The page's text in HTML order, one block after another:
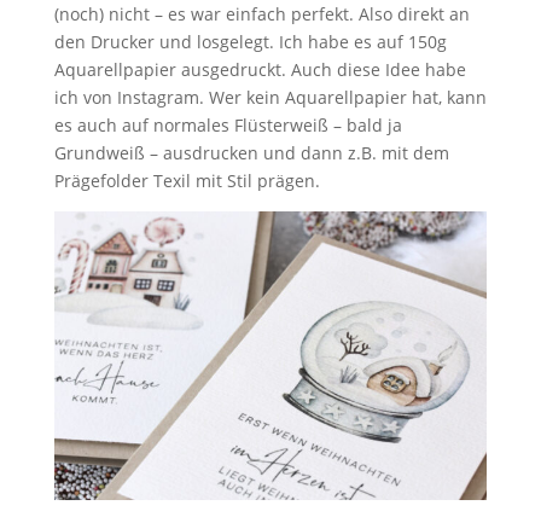
(noch) nicht – es war einfach perfekt. Also direkt an
den Drucker und losgelegt. Ich habe es auf 150g
Aquarellpapier ausgedruckt. Auch diese Idee habe
ich von Instagram. Wer kein Aquarellpapier hat, kann
es auch auf normales Flüsterweiß – bald ja
Grundweiß – ausdrucken und dann z.B. mit dem
Prägefolder Texil mit Stil prägen.